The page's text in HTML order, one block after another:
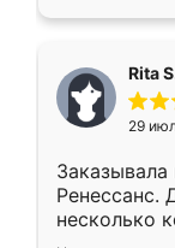
каких-либо
довольна,
Rita
29
Ренессанс.
несколько
эту.